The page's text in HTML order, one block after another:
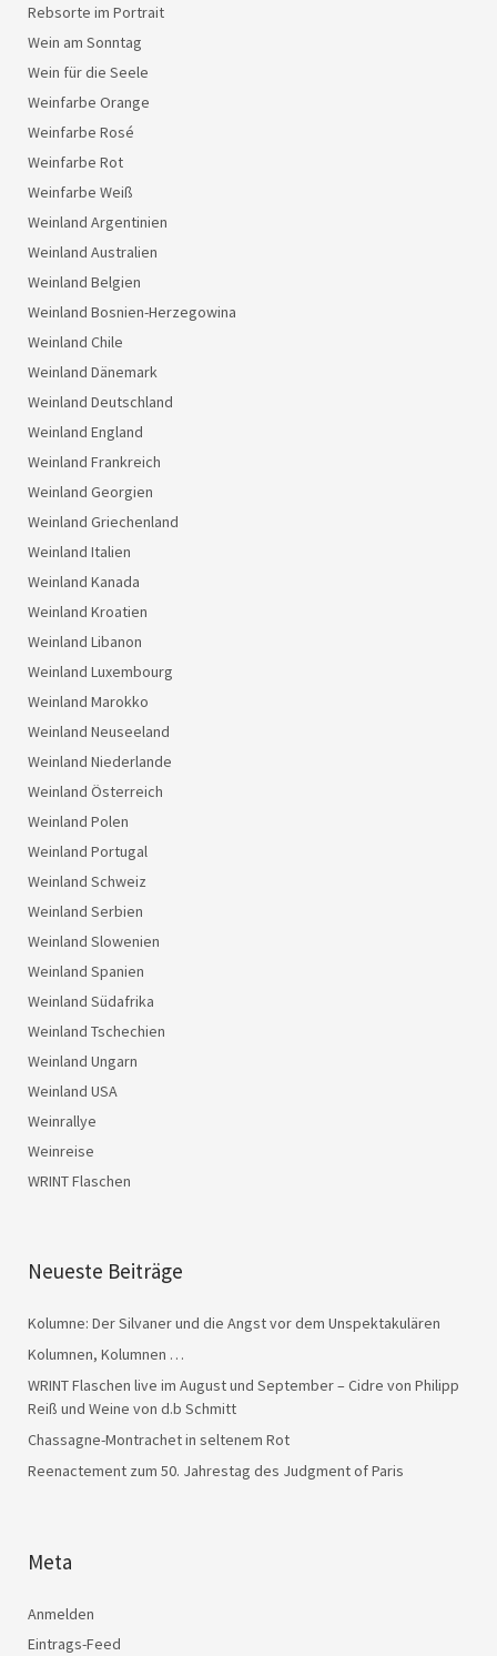
Rebsorte im Portrait
Wein am Sonntag
Wein für die Seele
Weinfarbe Orange
Weinfarbe Rosé
Weinfarbe Rot
Weinfarbe Weiß
Weinland Argentinien
Weinland Australien
Weinland Belgien
Weinland Bosnien-Herzegowina
Weinland Chile
Weinland Dänemark
Weinland Deutschland
Weinland England
Weinland Frankreich
Weinland Georgien
Weinland Griechenland
Weinland Italien
Weinland Kanada
Weinland Kroatien
Weinland Libanon
Weinland Luxembourg
Weinland Marokko
Weinland Neuseeland
Weinland Niederlande
Weinland Österreich
Weinland Polen
Weinland Portugal
Weinland Schweiz
Weinland Serbien
Weinland Slowenien
Weinland Spanien
Weinland Südafrika
Weinland Tschechien
Weinland Ungarn
Weinland USA
Weinrallye
Weinreise
WRINT Flaschen
Neueste Beiträge
Kolumne: Der Silvaner und die Angst vor dem Unspektakulären
Kolumnen, Kolumnen …
WRINT Flaschen live im August und September – Cidre von Philipp
Reiß und Weine von d.b Schmitt
Chassagne-Montrachet in seltenem Rot
Reenactement zum 50. Jahrestag des Judgment of Paris
Meta
Anmelden
Eintrags-Feed